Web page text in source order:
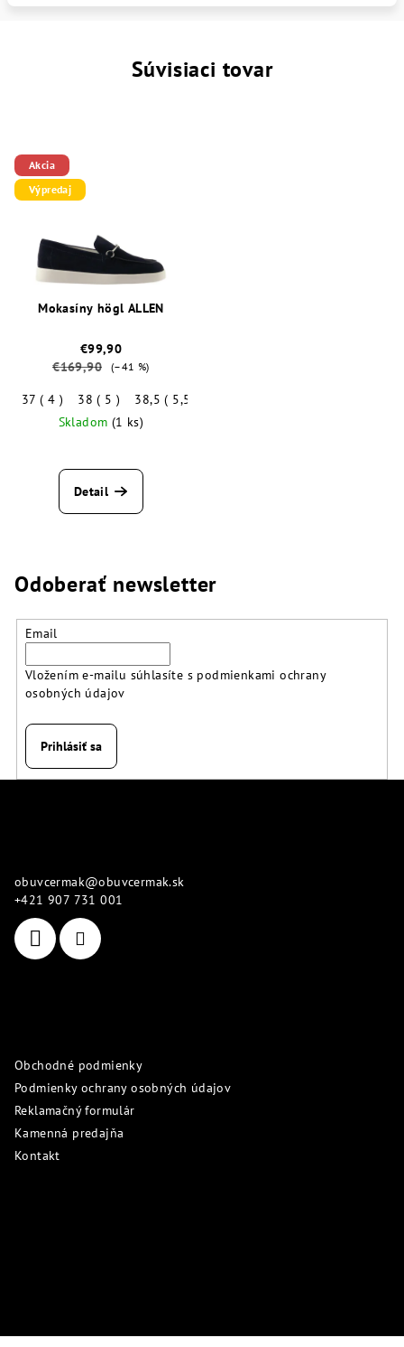
Súvisiaci tovar
Akcia
Výpredaj
Mokasíny högl ALLEN
€99,90
€169,90
(–41 %)
37 ( 4 ) 38 ( 5 ) 38,5 ( 5,5 )
Skladom (1 ks)
Detail
Odoberať newsletter
Email
Vložením e-mailu súhlasíte s podmienkami ochrany
osobných údajov
Prihlásiť sa
obuvcermak@obuvcermak.sk
+421 907 731 001
Obchodné podmienky
Podmienky ochrany osobných údajov
Reklamačný formulár
Kamenná predajňa
Kontakt